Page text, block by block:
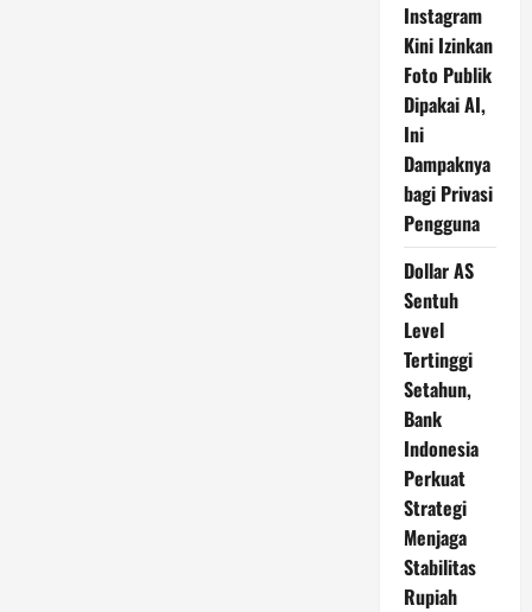
Instagram
Kini Izinkan
Foto Publik
Dipakai AI,
Ini
Dampaknya
bagi Privasi
Pengguna
Dollar AS
Sentuh
Level
Tertinggi
Setahun,
Bank
Indonesia
Perkuat
Strategi
Menjaga
Stabilitas
Rupiah